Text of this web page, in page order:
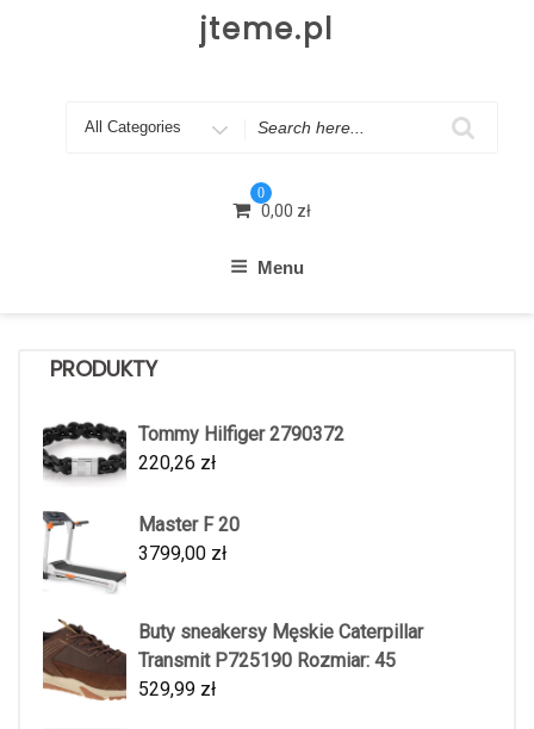
jteme.pl
Search
0
0,00 zł
Menu
PRODUKTY
Tommy Hilfiger 2790372
220,26 zł
Master F 20
3799,00 zł
Buty sneakersy Męskie Caterpillar
Transmit P725190 Rozmiar: 45
529,99 zł